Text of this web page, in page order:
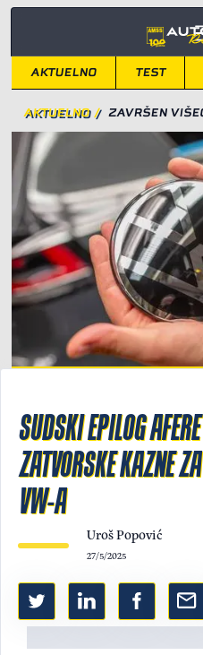
Light/Dark mode
AKTUELNO TEST
AKTUELNO / ZAVRŠEN
SUDSKI EPILOG
ZATVORSKE KAZNE
VW-A
Uroš Popović
27/5/2025